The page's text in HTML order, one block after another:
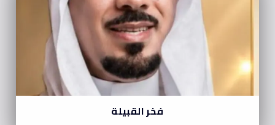
فخر القبيلة